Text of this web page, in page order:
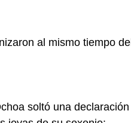
al mismo tiempo del
soltó una declaración